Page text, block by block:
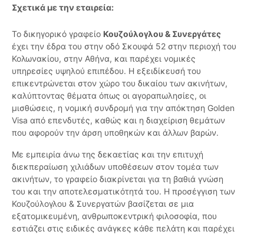
Σχετικά με την εταιρεία:
Το δικηγορικό γραφείο Κουζούλογλου & Συνεργάτες
έχει την έδρα του στην οδό Σκουφά 52 στην περιοχή του
Κολωνακίου, στην Αθήνα, και παρέχει νομικές
υπηρεσίες υψηλού επιπέδου. Η εξειδίκευσή του
επικεντρώνεται στον χώρο του δικαίου των ακινήτων,
καλύπτοντας θέματα όπως οι αγοραπωλησίες, οι
μισθώσεις, η νομική συνδρομή για την απόκτηση Golden
Visa από επενδυτές, καθώς και η διαχείριση θεμάτων
που αφορούν την άρση υποθηκών και άλλων βαρών.
Με εμπειρία άνω της δεκαετίας και την επιτυχή
διεκπεραίωση χιλιάδων υποθέσεων στον τομέα των
ακινήτων, το γραφείο διακρίνεται για τη βαθιά γνώση
του και την αποτελεσματικότητά του. Η προσέγγιση των
Κουζούλογλου & Συνεργατών βασίζεται σε μια
εξατομικευμένη, ανθρωποκεντρική φιλοσοφία, που
εστιάζει στις ειδικές ανάγκες κάθε πελάτη και παρέχει